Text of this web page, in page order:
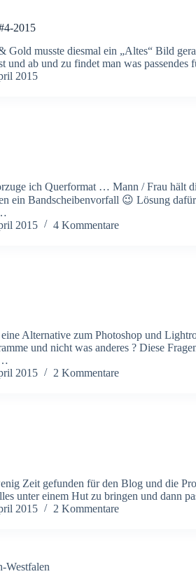
2015
Gold musste diesmal ein „Altes“ Bild
und ab und zu findet man was passendes
2015
ich Querformat … Mann / Frau hält
ein Bandscheibenvorfall 😉 Lösung
2015 4 Kommentare
Alternative zum Photoshop und
und nicht was anderes ? Diese
2015 2 Kommentare
Zeit gefunden für den Blog und die
unter einem Hut zu bringen und dann
2015 2 Kommentare
Westfalen